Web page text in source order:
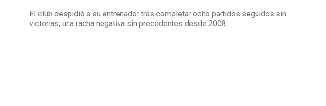
El club despidió a su entrenador tras completar ocho partidos seguidos sin
victorias, una racha negativa sin precedentes desde 2008.